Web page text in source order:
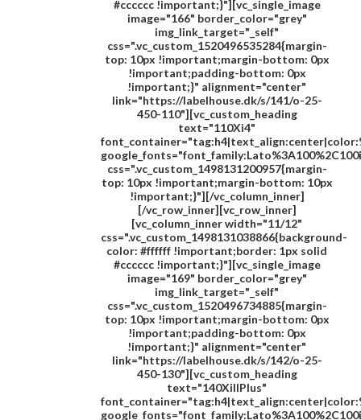
#cccccc !important;}"][vc_single_image
image="166" border_color="grey"
img_link_target="_self"
css=".vc_custom_1520496535284{margin-
top: 10px !important;margin-bottom: 0px
!important;padding-bottom: 0px
!important;}" alignment="center"
link="https://labelhouse.dk/s/141/o-25-
450-110"][vc_custom_heading
text="110Xi4"
css=".vc_custom_1498131200957{margin-
top: 10px !important;margin-bottom: 10px
!important;}"][/vc_column_inner]
[/vc_row_inner][vc_row_inner]
[vc_column_inner width="11/12"
css=".vc_custom_1498131038866{background-
color: #ffffff !important;border: 1px solid
#cccccc !important;}"][vc_single_image
image="169" border_color="grey"
img_link_target="_self"
css=".vc_custom_1520496734885{margin-
top: 10px !important;margin-bottom: 0px
!important;padding-bottom: 0px
!important;}" alignment="center"
link="https://labelhouse.dk/s/142/o-25-
450-130"][vc_custom_heading
text="140XillPlus"